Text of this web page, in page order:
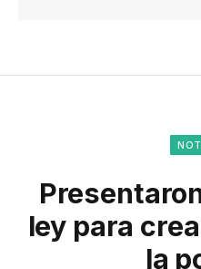
ley para
la